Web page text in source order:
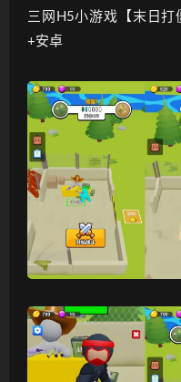
三网H5小游戏【末日打
+安卓